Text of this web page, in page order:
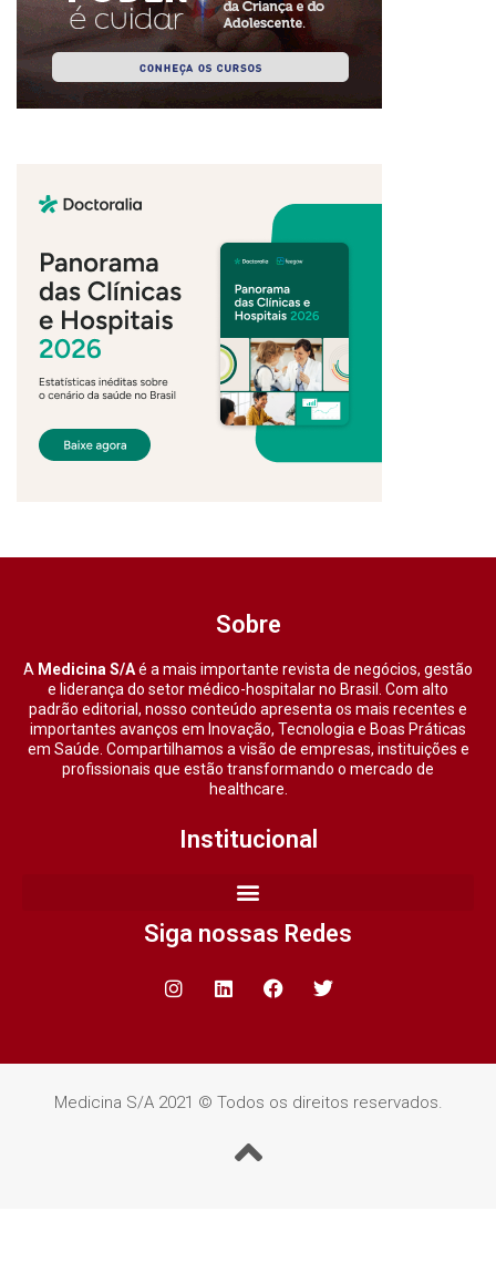
Sobre
A Medicina S/Aé a mais importante revista de negócios, gestão
e liderança do setor médico-hospitalar no Brasil. Com alto
padrão editorial, nosso conteúdo apresenta os mais recentes e
importantes avanços em Inovação, Tecnologia e Boas Práticas
em Saúde. Compartilhamos a visão de empresas, instituições e
profissionais que estão transformando o mercado de
healthcare.
Institucional
Siga nossas Redes
Medicina S/A 2021 © Todos os direitos reservados.